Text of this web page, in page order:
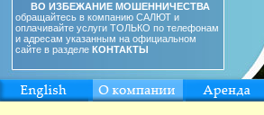
ВО ИЗБЕЖАНИЕ МОШЕННИЧЕСТВА
обращайтесь в компанию САЛЮТ и
оплачивайте услуги ТОЛЬКО по телефонам
и адресам указанным на официальном
сайте в разделе КОНТАКТЫ